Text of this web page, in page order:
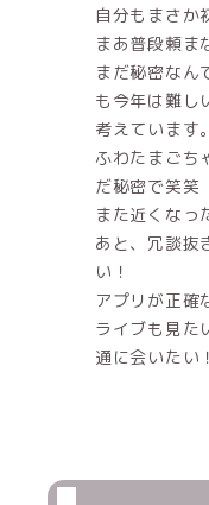
自分もまさか
まあ普段頼ま
まだ秘密なん
も今年は難し
考えています。
ふわたまごち
だ秘密で笑笑
また近くなっ
あと、冗談抜
い！
アプリが正確
ライブも見た
通に会いたい！